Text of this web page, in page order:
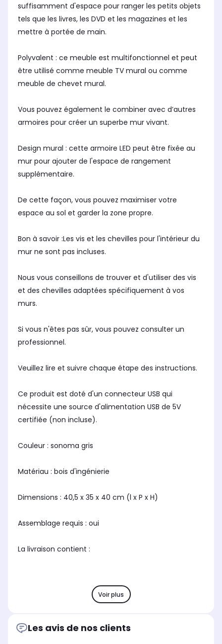
suffisamment d'espace pour ranger les petits objets
tels que les livres, les DVD et les magazines et les
mettre à portée de main.
Polyvalent : ce meuble est multifonctionnel et peut
être utilisé comme meuble TV mural ou comme
meuble de chevet mural.
Vous pouvez également le combiner avec d’autres
armoires pour créer un superbe mur vivant.
Design mural : cette armoire LED peut être fixée au
mur pour ajouter de l'espace de rangement
supplémentaire.
De cette façon, vous pouvez maximiser votre
espace au sol et garder la zone propre.
Bon à savoir :Les vis et les chevilles pour l'intérieur du
mur ne sont pas incluses.
Nous vous conseillons de trouver et d'utiliser des vis
et des chevilles adaptées spécifiquement à vos
murs.
Si vous n'êtes pas sûr, vous pouvez consulter un
professionnel.
Veuillez lire et suivre chaque étape des instructions.
Ce produit est doté d'un connecteur USB qui
nécessite une source d'alimentation USB de 5V
certifiée (non incluse).
Couleur : sonoma gris
Matériau : bois d'ingénierie
Dimensions : 40,5 x 35 x 40 cm (l x P x H)
Assemblage requis : oui
La livraison contient :
Voir plus
Les avis de nos clients